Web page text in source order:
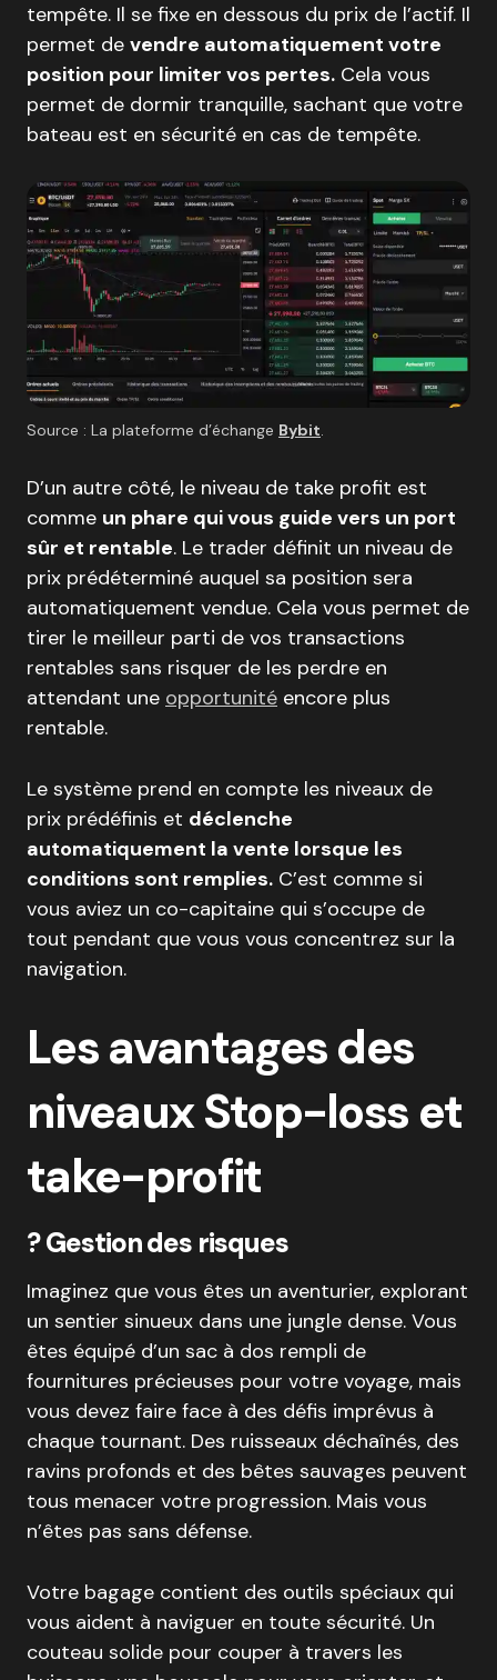
tempête. Il se fixe en dessous du prix de l’actif. Il
permet de vendre automatiquement votre
position pour limiter vos pertes. Cela vous
permet de dormir tranquille, sachant que votre
bateau est en sécurité en cas de tempête.
Source : La plateforme d’échange Bybit.
D’un autre côté, le niveau de take profit est
comme un phare qui vous guide vers un port
sûr et rentable. Le trader définit un niveau de
prix prédéterminé auquel sa position sera
automatiquement vendue. Cela vous permet de
tirer le meilleur parti de vos transactions
rentables sans risquer de les perdre en
attendant une opportunité encore plus
rentable.
Le système prend en compte les niveaux de
prix prédéfinis et déclenche
automatiquement la vente lorsque les
conditions sont remplies. C’est comme si
vous aviez un co-capitaine qui s’occupe de
tout pendant que vous vous concentrez sur la
navigation.
Les avantages des
niveaux Stop-loss et
take-profit
?Gestion des risques
Imaginez que vous êtes un aventurier, explorant
un sentier sinueux dans une jungle dense. Vous
êtes équipé d’un sac à dos rempli de
fournitures précieuses pour votre voyage, mais
vous devez faire face à des défis imprévus à
chaque tournant. Des ruisseaux déchaînés, des
ravins profonds et des bêtes sauvages peuvent
tous menacer votre progression. Mais vous
n’êtes pas sans défense.
Votre bagage contient des outils spéciaux qui
vous aident à naviguer en toute sécurité. Un
couteau solide pour couper à travers les